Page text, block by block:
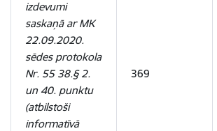
izdevumi
saskaņā ar MK
22.09.2020.
sēdes protokola
Nr. 55 38.§ 2.
un 40. punktu
(atbilstoši
informatīvā
369